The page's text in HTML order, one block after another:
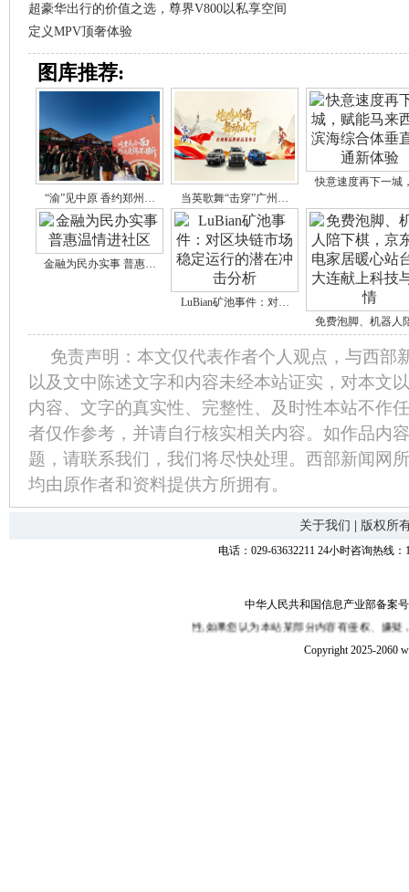
超豪华出行的价值之选，尊界V800以私享空间
定义MPV顶奢体验
图库推荐:
“渝”见中原 香约郑州… 当英歌舞“击穿”广州…
快意速度再下一城
金融为民办实事 普惠…
LuBian矿池事件：对…
免费泡脚、机器人
免责声明：本文仅代表作者个人观点，与西部
以及文中陈述文字和内容未经本站证实，对本文
内容、文字的真实性、完整性、及时性本站不作
者仅作参考，并请自行核实相关内容。如作品内
题，请联系我们，我们将尽快处理。西部新闻网
均由原作者和资料提供方所拥有。
关于我们 版权所
电话：029-63632211 24小时咨询热线
中华人民共和国信息产业部备案
网,本站并不保证其内容的真实性,如果您认为本站某部分内容有侵权、嫌疑，
Copyright 2025-2060